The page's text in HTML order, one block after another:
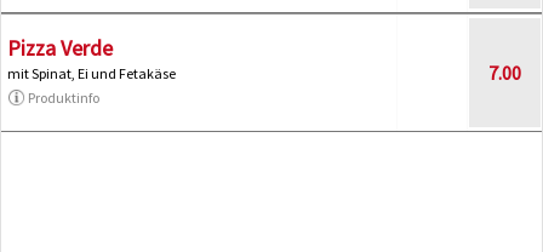
Pizza Verde
mit Spinat, Ei und Fetakäse
Produktinfo
7.00